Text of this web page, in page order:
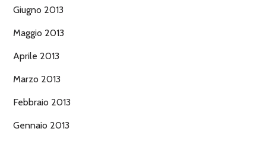
Giugno 2013
Maggio 2013
Aprile 2013
Marzo 2013
Febbraio 2013
Gennaio 2013